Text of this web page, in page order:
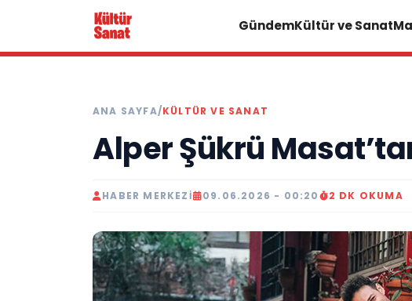
GündemKültür ve Sanat
ANA SAYFA/KÜLTÜR VE SANAT
Alper Şükrü
HABER MERKEZI 09.06.2026 - 00:20 2 DK OKUMA